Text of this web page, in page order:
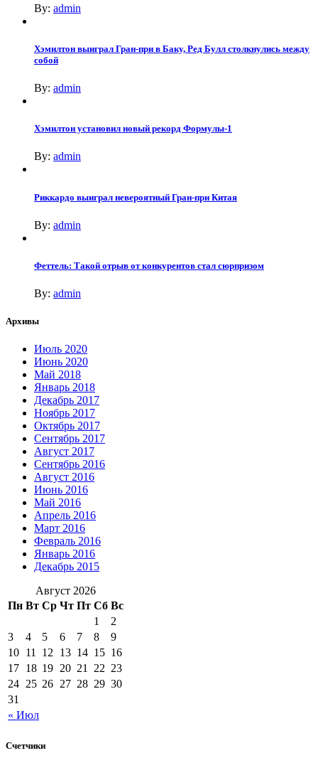
By: admin
Хэмилтон выиграл Гран-при в Баку, Ред Булл столкнулись между
собой
By: admin
Хэмилтон установил новый рекорд Формулы-1
By: admin
Риккардо выиграл невероятный Гран-при Китая
By: admin
Феттель: Такой отрыв от конкурентов стал сюрпризом
By: admin
Архивы
Июль 2020
Июнь 2020
Май 2018
Январь 2018
Декабрь 2017
Ноябрь 2017
Октябрь 2017
Сентябрь 2017
Август 2017
Сентябрь 2016
Август 2016
Июнь 2016
Май 2016
Апрель 2016
Март 2016
Февраль 2016
Январь 2016
Декабрь 2015
Август 2026
Пн Вт Ср Чт Пт Сб Вс
« Июл
1
2
3
4 5 6 7 8
9
10 11 12 13 14 15 16
17 18 19 20 21 22 23
24 25 26 27 28 29 30
31
Счетчики